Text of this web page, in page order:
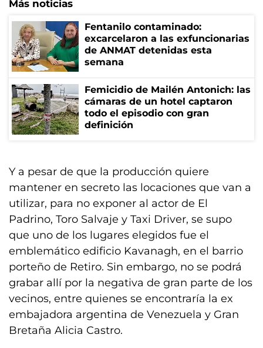
Más noticias
Fentanilo contaminado:
excarcelaron a las exfuncionarias
de ANMAT detenidas esta
semana
Femicidio de Mailén Antonich: las
cámaras de un hotel captaron
todo el episodio con gran
definición
Y a pesar de que la producción quiere
mantener en secreto las locaciones que van a
utilizar, para no exponer al actor de El
Padrino, Toro Salvaje y Taxi Driver, se supo
que uno de los lugares elegidos fue el
emblemático edificio Kavanagh, en el barrio
porteño de Retiro. Sin embargo, no se podrá
grabar allí por la negativa de gran parte de los
vecinos, entre quienes se encontraría la ex
embajadora argentina de Venezuela y Gran
Bretaña Alicia Castro.